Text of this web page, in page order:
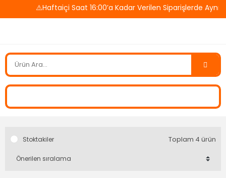
⚠️Haftaiçi Saat 16:00’a Kadar Verilen Siparişlerde
Stoktakiler Toplam 4 ürün